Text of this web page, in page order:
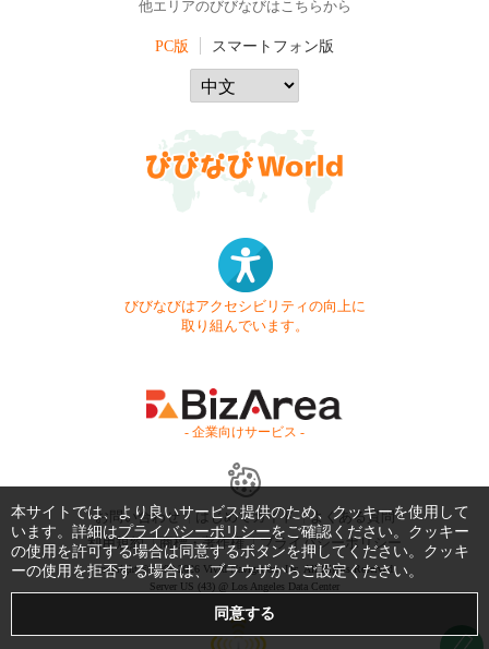
他エリアのびびなびはこちらから
PC版 スマートフォン版
びびなびはアクセシビリティの向上に
取り組んでいます。
- 企業向けサービス -
お問い合わせ はじめてガイド
よくある質問
利用規約
商標・著作権 プライバシーポリシー
Copyright © 1999-2026 Vivid Navigation, Inc. All Rights Reserved.
Server US (43) @ Los Angeles Data Center
本サイトでは、より良いサービス提供のため、クッキーを使用して
います。詳細はプライバシーポリシーをご確認ください。クッキー
の使用を許可する場合は同意するボタンを押してください。クッキ
ーの使用を拒否する場合は、ブラウザからご設定ください。